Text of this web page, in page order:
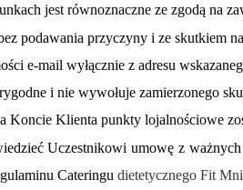
jest równoznaczne ze zgodą na
podawania przyczyny i ze skutkiem
e-mail wyłącznie z adresu
i nie wywołuje zamierzonego
Koncie Klienta punkty lojalnościowe
Uczestnikowi umowę z
Cateringu dietetycznego Fit